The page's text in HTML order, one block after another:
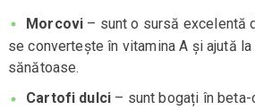
Morcovi – sunt o sursă excelentă
se convertește în vitamina A și ajută
sănătoase.
Cartofi dulci – sunt bogați în